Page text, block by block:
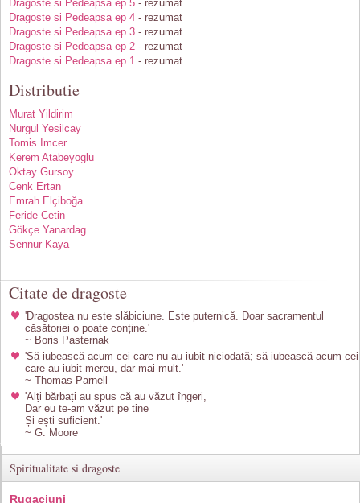
Dragoste si Pedeapsa ep 5 - rezumat
Dragoste si Pedeapsa ep 4 - rezumat
Dragoste si Pedeapsa ep 3 - rezumat
Dragoste si Pedeapsa ep 2 - rezumat
Dragoste si Pedeapsa ep 1 - rezumat
Distributie
Murat Yildirim
Nurgul Yesilcay
Tomis Imcer
Kerem Atabeyoglu
Oktay Gursoy
Cenk Ertan
Emrah Elçiboğa
Feride Cetin
Gökçe Yanardag
Sennur Kaya
Citate de dragoste
'Dragostea nu este slăbiciune. Este puternică. Doar sacramentul
căsătoriei o poate conține.'
~ Boris Pasternak
'Să iubească acum cei care nu au iubit niciodată; să iubească acum cei
care au iubit mereu, dar mai mult.'
~ Thomas Parnell
'Alți bărbați au spus că au văzut îngeri,
Dar eu te-am văzut pe tine
Și ești suficient.'
~ G. Moore
Spiritualitate si dragoste
Rugaciuni